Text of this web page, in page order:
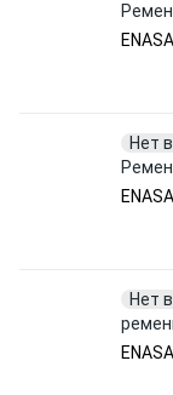
ENASA
Нет
ENASA
Нет
ENASA